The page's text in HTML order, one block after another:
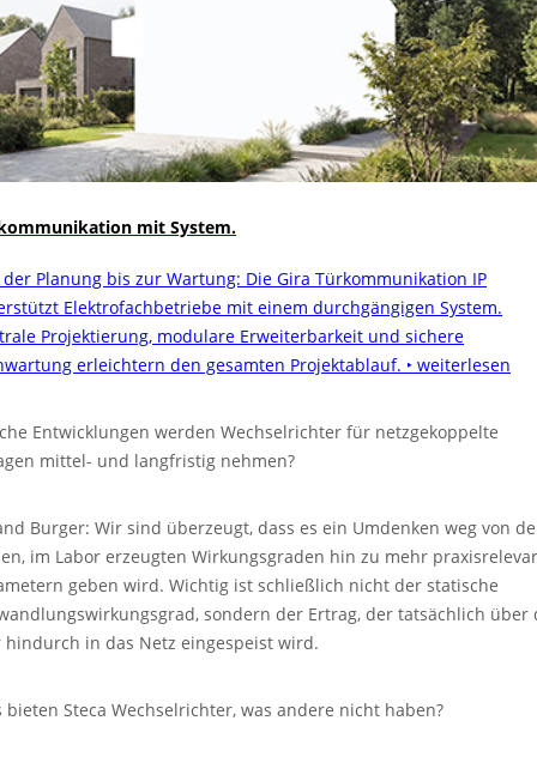
mit System.
der Planung bis zur Wartung: Die Gira Türkommunikation IP
Elektrofachbetriebe mit einem durchgängigen System.
Projektierung, modulare Erweiterbarkeit und sichere
erleichtern den gesamten Projektablauf. ‣ weiterlesen
Entwicklungen werden Wechselrichter für netzgekoppelte
mittel- und langfristig nehmen?
Burger: Wir sind überzeugt, dass es ein Umdenken weg von
im Labor erzeugten Wirkungsgraden hin zu mehr
geben wird. Wichtig ist schließlich nicht der statische
sondern der Ertrag, der tatsächlich über
hindurch in das Netz eingespeist wird.
bieten Steca Wechselrichter, was andere nicht haben?